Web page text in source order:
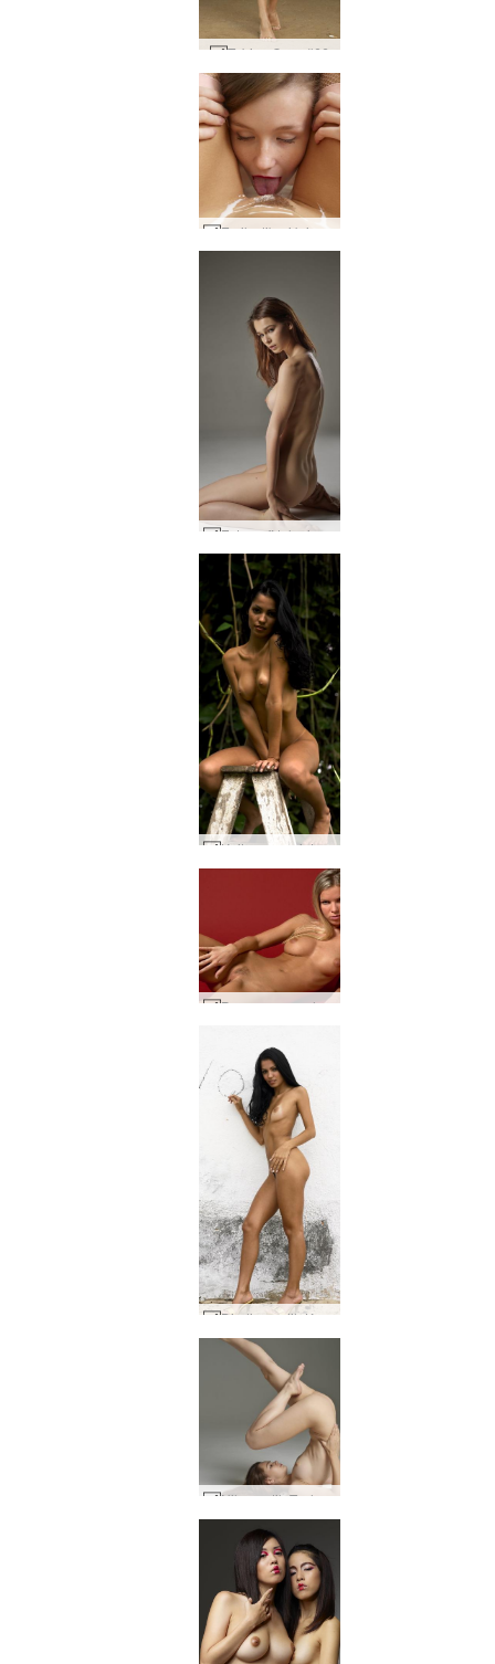
Tebing Coxy #66
Emily diberi krim oleh Alya #42
Fotografi telanjang Tasha #34
Keity memanjat #26
Pasarnya merah panas #44
Dinding putih Keity #4
Nilon putih Tasha #40